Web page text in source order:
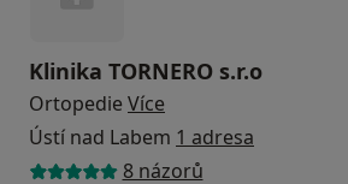
Klinika TORNERO s.r.o
Ortopedie Více
Ústí nad Labem 1 adresa
8 názorů